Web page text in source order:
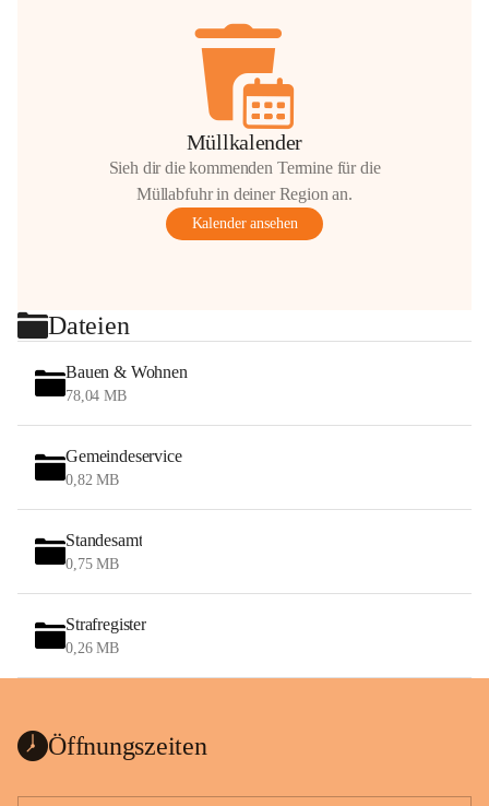
Müllkalender
Sieh dir die kommenden Termine für die
Müllabfuhr in deiner Region an.
Kalender ansehen
Dateien
Bauen & Wohnen
78,04 MB
Gemeindeservice
0,82 MB
Standesamt
0,75 MB
Strafregister
0,26 MB
Öffnungszeiten